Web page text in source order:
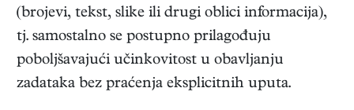
(brojevi, tekst, slike ili drugi oblici informacija),
tj. samostalno se postupno prilagođuju
poboljšavajući učinkovitost u obavljanju
zadataka bez praćenja eksplicitnih uputa.